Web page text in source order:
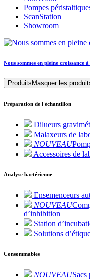
Pompes
ScanStation
Showroom
Nous sommes en pleine croissance
Produits Masquer les
Préparation de l'échantillon
Dilueurs
Malaxeurs de
NOUVEAU
Accessoires de
Analyse bactérienne
Ensemenceurs
NOUVEAU
d’inhibition
Station
Solutions
Consommables
NOUVEAUSacs